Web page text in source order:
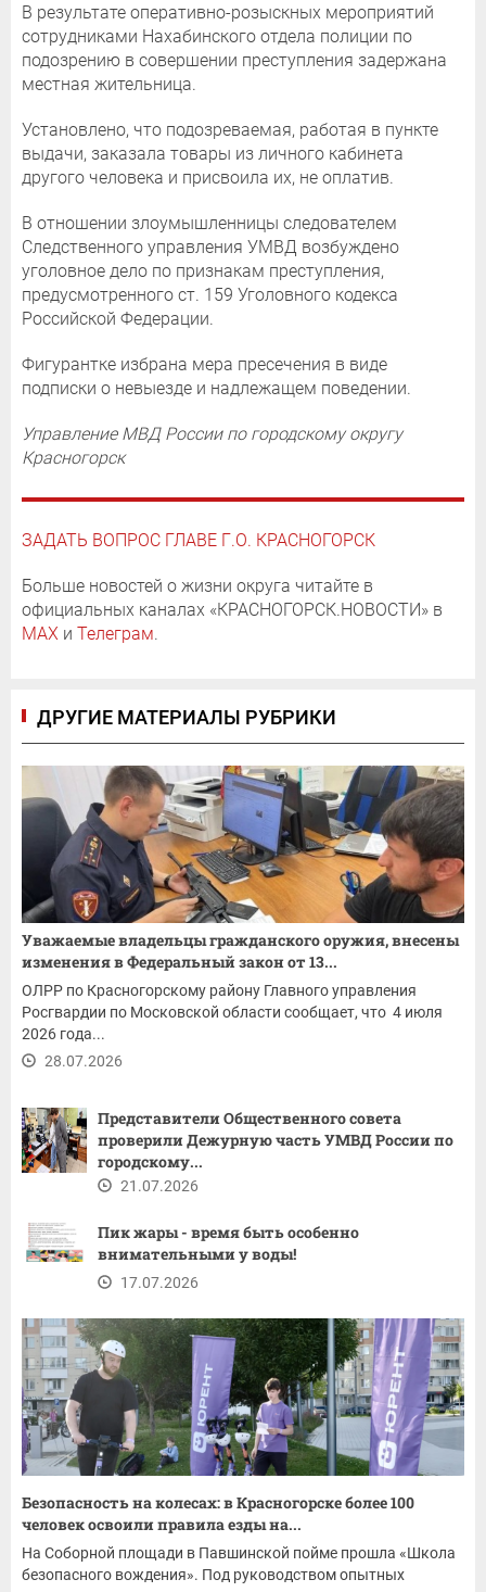
В результате оперативно-розыскных мероприятий
сотрудниками Нахабинского отдела полиции по
подозрению в совершении преступления задержана
местная жительница.
Установлено, что подозреваемая, работая в пункте
выдачи, заказала товары из личного кабинета
другого человека и присвоила их, не оплатив.
В отношении злоумышленницы следователем
Следственного управления УМВД возбуждено
уголовное дело по признакам преступления,
предусмотренного ст. 159 Уголовного кодекса
Российской Федерации.
Фигурантке избрана мера пресечения в виде
подписки о невыезде и надлежащем поведении.
Управление МВД России по городскому округу
Красногорск
ЗАДАТЬ ВОПРОС ГЛАВЕ Г.О. КРАСНОГОРСК
Больше новостей о жизни округа читайте в
официальных каналах «КРАСНОГОРСК.НОВОСТИ» в
MAX и Телеграм.
ДРУГИЕ МАТЕРИАЛЫ РУБРИКИ
Уважаемые владельцы гражданского оружия, внесены
изменения в Федеральный закон от 13...
ОЛРР по Красногорскому району Главного управления
Росгвардии по Московской области сообщает, что 4 июля
2026 года...
28.07.2026
Представители Общественного совета
проверили Дежурную часть УМВД России по
городскому...
21.07.2026
Пик жары - время быть особенно
внимательными у воды!
17.07.2026
Безопасность на колесах: в Красногорске более 100
человек освоили правила езды на...
На Соборной площади в Павшинской пойме прошла «Школа
безопасного вождения». Под руководством опытных